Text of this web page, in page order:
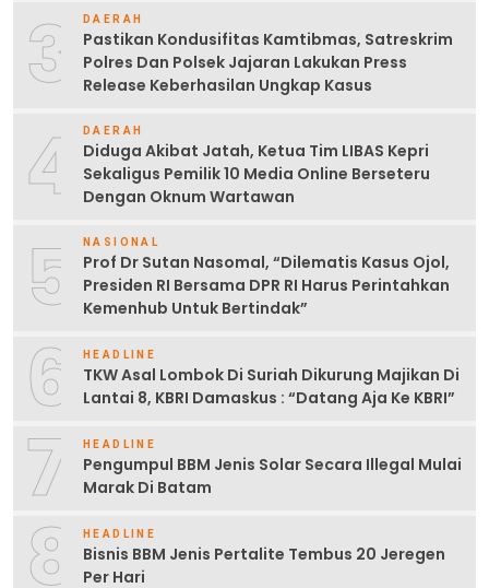
3 DAERAH
Pastikan Kondusifitas Kamtibmas, Satreskrim
Polres Dan Polsek Jajaran Lakukan Press
Release Keberhasilan Ungkap Kasus
4 DAERAH
Diduga Akibat Jatah, Ketua Tim LIBAS Kepri
Sekaligus Pemilik 10 Media Online Berseteru
Dengan Oknum Wartawan
5 NASIONAL
Prof Dr Sutan Nasomal, “Dilematis Kasus Ojol,
Presiden RI Bersama DPR RI Harus Perintahkan
Kemenhub Untuk Bertindak”
6 HEADLINE
TKW Asal Lombok Di Suriah Dikurung Majikan Di
Lantai 8, KBRI Damaskus : “Datang Aja Ke KBRI”
7 HEADLINE
Pengumpul BBM Jenis Solar Secara Illegal Mulai
Marak Di Batam
8 HEADLINE
Bisnis BBM Jenis Pertalite Tembus 20 Jeregen
Per Hari